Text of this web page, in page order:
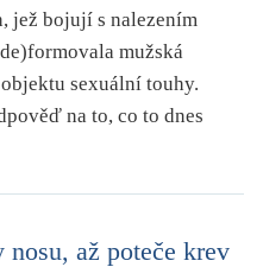
jež bojují s nalezením
mužská
sexuální touhy.
na to, co to dnes
až poteče krev